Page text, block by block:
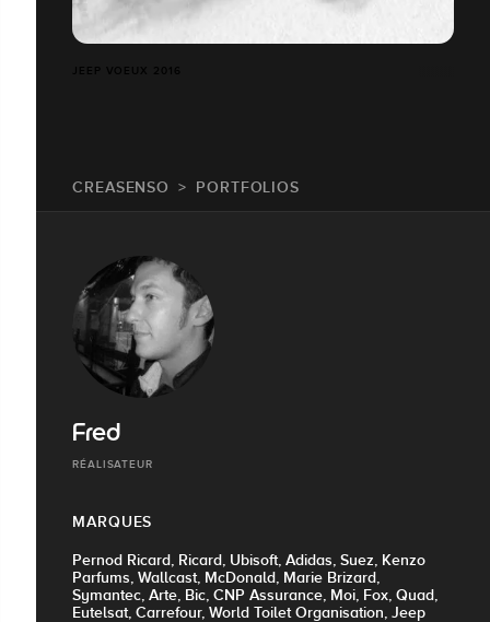
JEEP VOEUX 2016
CREASENSO PORTFOLIOS
Fred
RÉALISATEUR
MARQUES
Pernod Ricard, Ricard, Ubisoft, Adidas, Suez, Kenzo
Parfums, Wallcast, McDonald, Marie Brizard,
Symantec, Arte, Bic, CNP Assurance, Moi, Fox, Quad,
Eutelsat, Carrefour, World Toilet Organisation, Jeep